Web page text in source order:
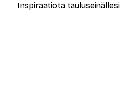
Inspiraatiota tauluseinällesi